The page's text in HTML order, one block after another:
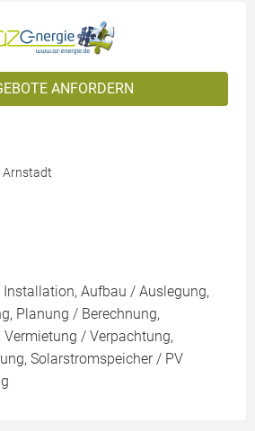
ANFORDERN
Arnstadt
Installation, Aufbau / Auslegung,
Planung / Berechnung,
Vermietung / Verpachtung,
Solarstromspeicher / PV